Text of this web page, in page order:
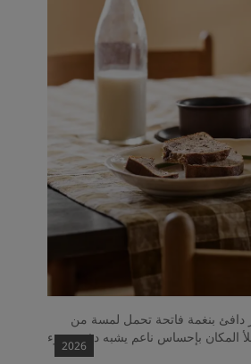
دافئ بنغمة فاتحة تحمل لمسة من
المكان بإحساس ناعم يشبه دفء ضوء
2026